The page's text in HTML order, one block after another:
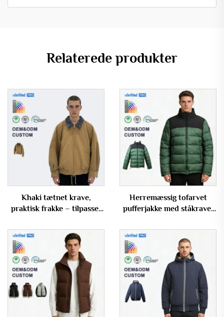
Relaterede produkter
Khaki tætnet krave,
praktisk frakke – tilpasset
til mænd
Herremæssig tofarvet
pufferjakke med ståkrave,
brugerdefineret logo
(OEM)